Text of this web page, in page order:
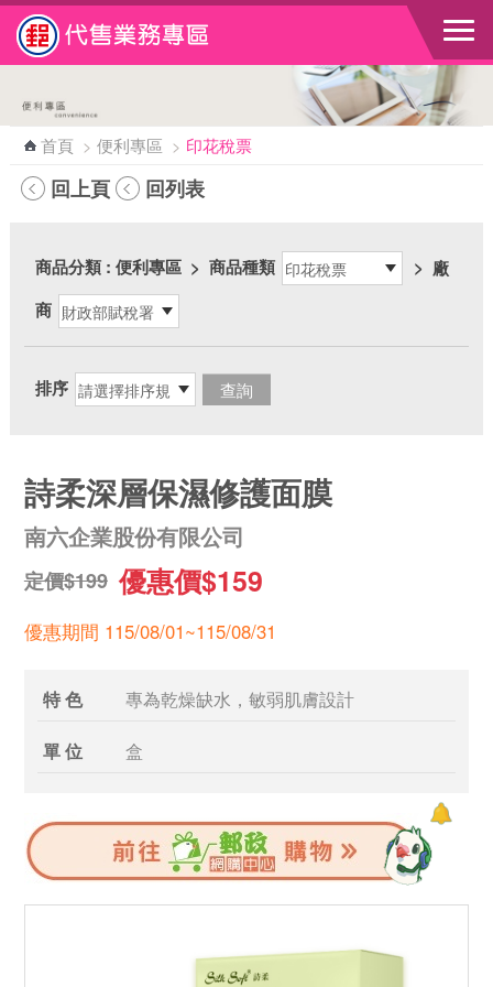
跳到主要內容區塊
首頁 > 便利專區 > 印花稅票
回上頁 回列表
商品分類: 便利專區 > 商品種類 > 廠
商
排序
詩柔深層保濕修護面膜
南六企業股份有限公司
定價$199 優惠價$159
優惠期間 115/08/01~115/08/31
特 色 專為乾燥缺水，敏弱肌膚設計
單 位 盒